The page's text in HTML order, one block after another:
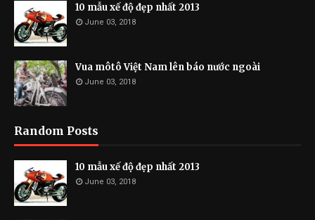
10 mẫu xế độ đẹp nhất 2013
June 03, 2018
Vua môtô Việt Nam lên báo nước ngoài
June 03, 2018
Random Posts
10 mẫu xế độ đẹp nhất 2013
June 03, 2018